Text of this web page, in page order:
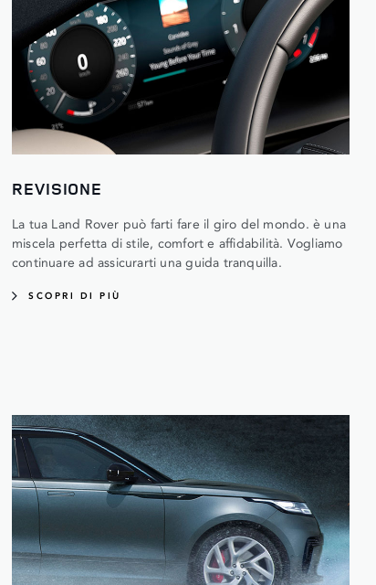
REVISIONE
La tua Land Rover può farti fare il giro del mondo. è una
miscela perfetta di stile, comfort e affidabilità. Vogliamo
continuare ad assicurarti una guida tranquilla.
SCOPRI DI PIÙ